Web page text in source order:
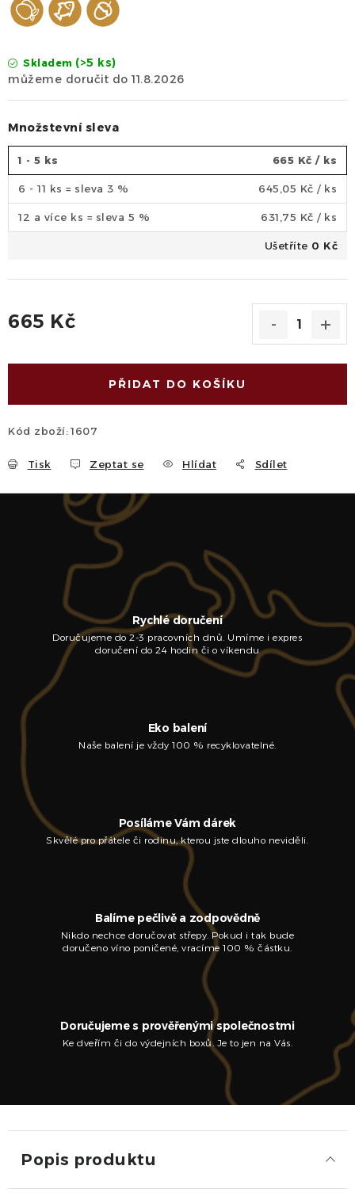
Skladem (>5 ks)
11.8.2026
Množstevní sleva
1 - 5 ks 665 Kč / ks
6 - 11 ks = sleva 3 % 645,05 Kč / ks
12 a více ks = sleva 5 % 631,75 Kč / ks
Ušetříte 0 Kč
665 Kč
PŘIDAT DO KOŠÍKU
Kód zboží:1607
Tisk Zeptat se Hlídat Sdílet
Rychlé doručení
Doručujeme do 2-3 pracovních dnů. Umíme i expres
doručení do 24 hodin či o víkendu
Eko balení
Naše balení je vždy 100 % recyklovatelné.
Posíláme Vám dárek
Skvělé pro přátele či rodinu, kterou jste dlouho neviděli.
Balíme pečlivě a zodpovědně
Nikdo nechce doručovat střepy. Pokud i tak bude
doručeno víno poničené, vracíme 100 % částku.
Doručujeme s prověřenými společnostmi
Ke dveřím či do výdejních boxů. Je to jen na Vás.
Popis produktu